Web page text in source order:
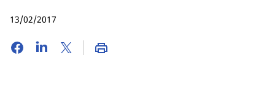
13/02/2017